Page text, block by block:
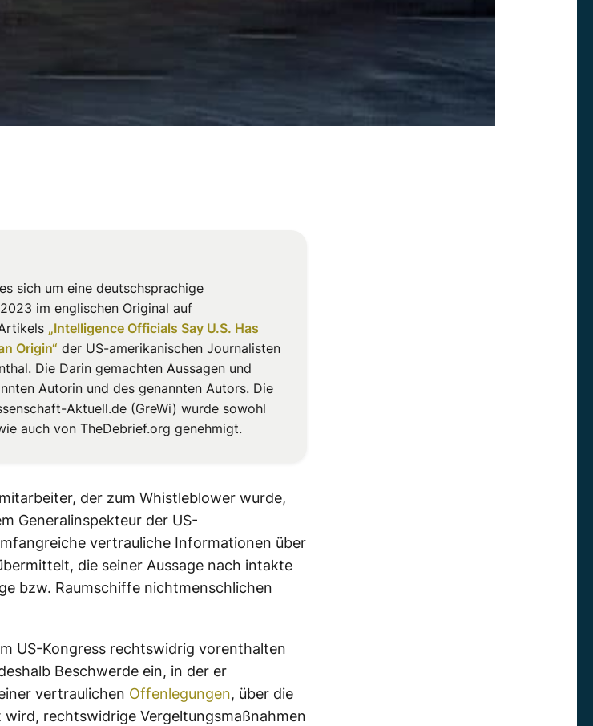
sich um eine deutschsprachige
im englischen Original auf
„Intelligence Officials Say U.S. Has
Origin“ der US-amerikanischen Journalisten
Die Darin gemachten Aussagen und
Autorin und des genannten Autors. Die
Aktuell.de (GreWi) wurde sowohl
auch von TheDebrief.org genehmigt.
der zum Whistleblower wurde,
Generalinspekteur der US-
vertrauliche Informationen über
die seiner Aussage nach intakte
bzw. Raumschiffe nichtmenschlichen
US-Kongress rechtswidrig vorenthalten
Beschwerde ein, in der er
vertraulichen Offenlegungen, über die
rechtswidrige Vergeltungsmaßnahmen